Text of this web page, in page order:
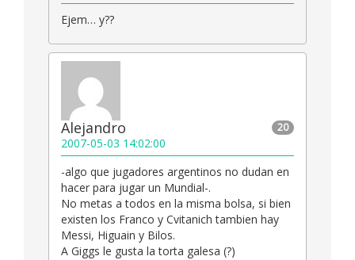
Ejem… y??
20
Alejandro
2007-05-03 14:02:00
-algo que jugadores argentinos no dudan en
hacer para jugar un Mundial-.
No metas a todos en la misma bolsa, si bien
existen los Franco y Cvitanich tambien hay
Messi, Higuain y Bilos.
A Giggs le gusta la torta galesa (?)